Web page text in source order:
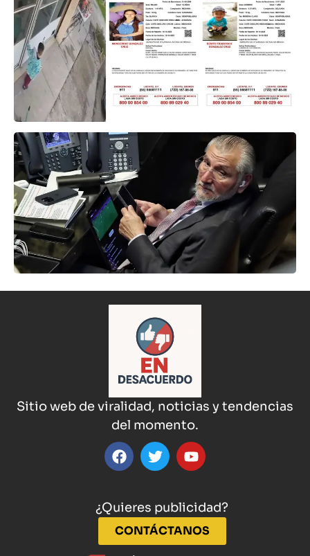
¿Quieres publicidad?
CONTÁCTANOS
Sitio web de viralidad, noticias y tendencias
del momento.